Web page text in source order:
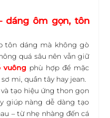
dáng ôm gọn, tôn
tôn dáng mà không gò
quá sâu nên vẫn giữ
vuông phù hợp để mặc
mi, quần tây hay jean.
tạo hiệu ứng thon gọn
giúp nàng dễ dàng tạo
– từ nhẹ nhàng đến cá